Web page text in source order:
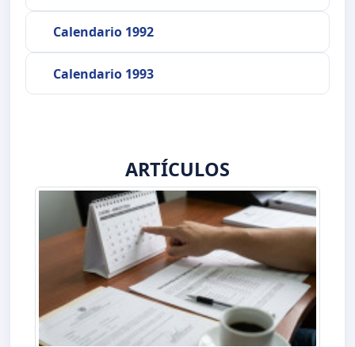
Calendario 1992
Calendario 1993
ARTÍCULOS